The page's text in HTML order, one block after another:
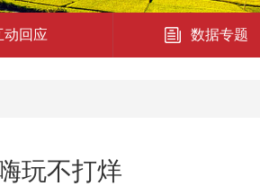
动回应
访谈
数据专题
玩不打烊